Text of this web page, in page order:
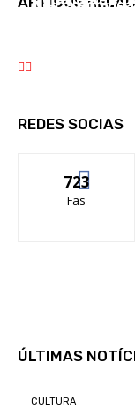
Leiria
Benfica
REDES SOCIAS
723
Fãs
ÚLTIMAS
CULTURA